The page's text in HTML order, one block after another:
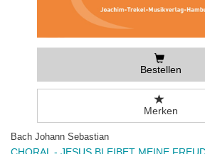
Bestellen
Merken
Bach Johann Sebastian